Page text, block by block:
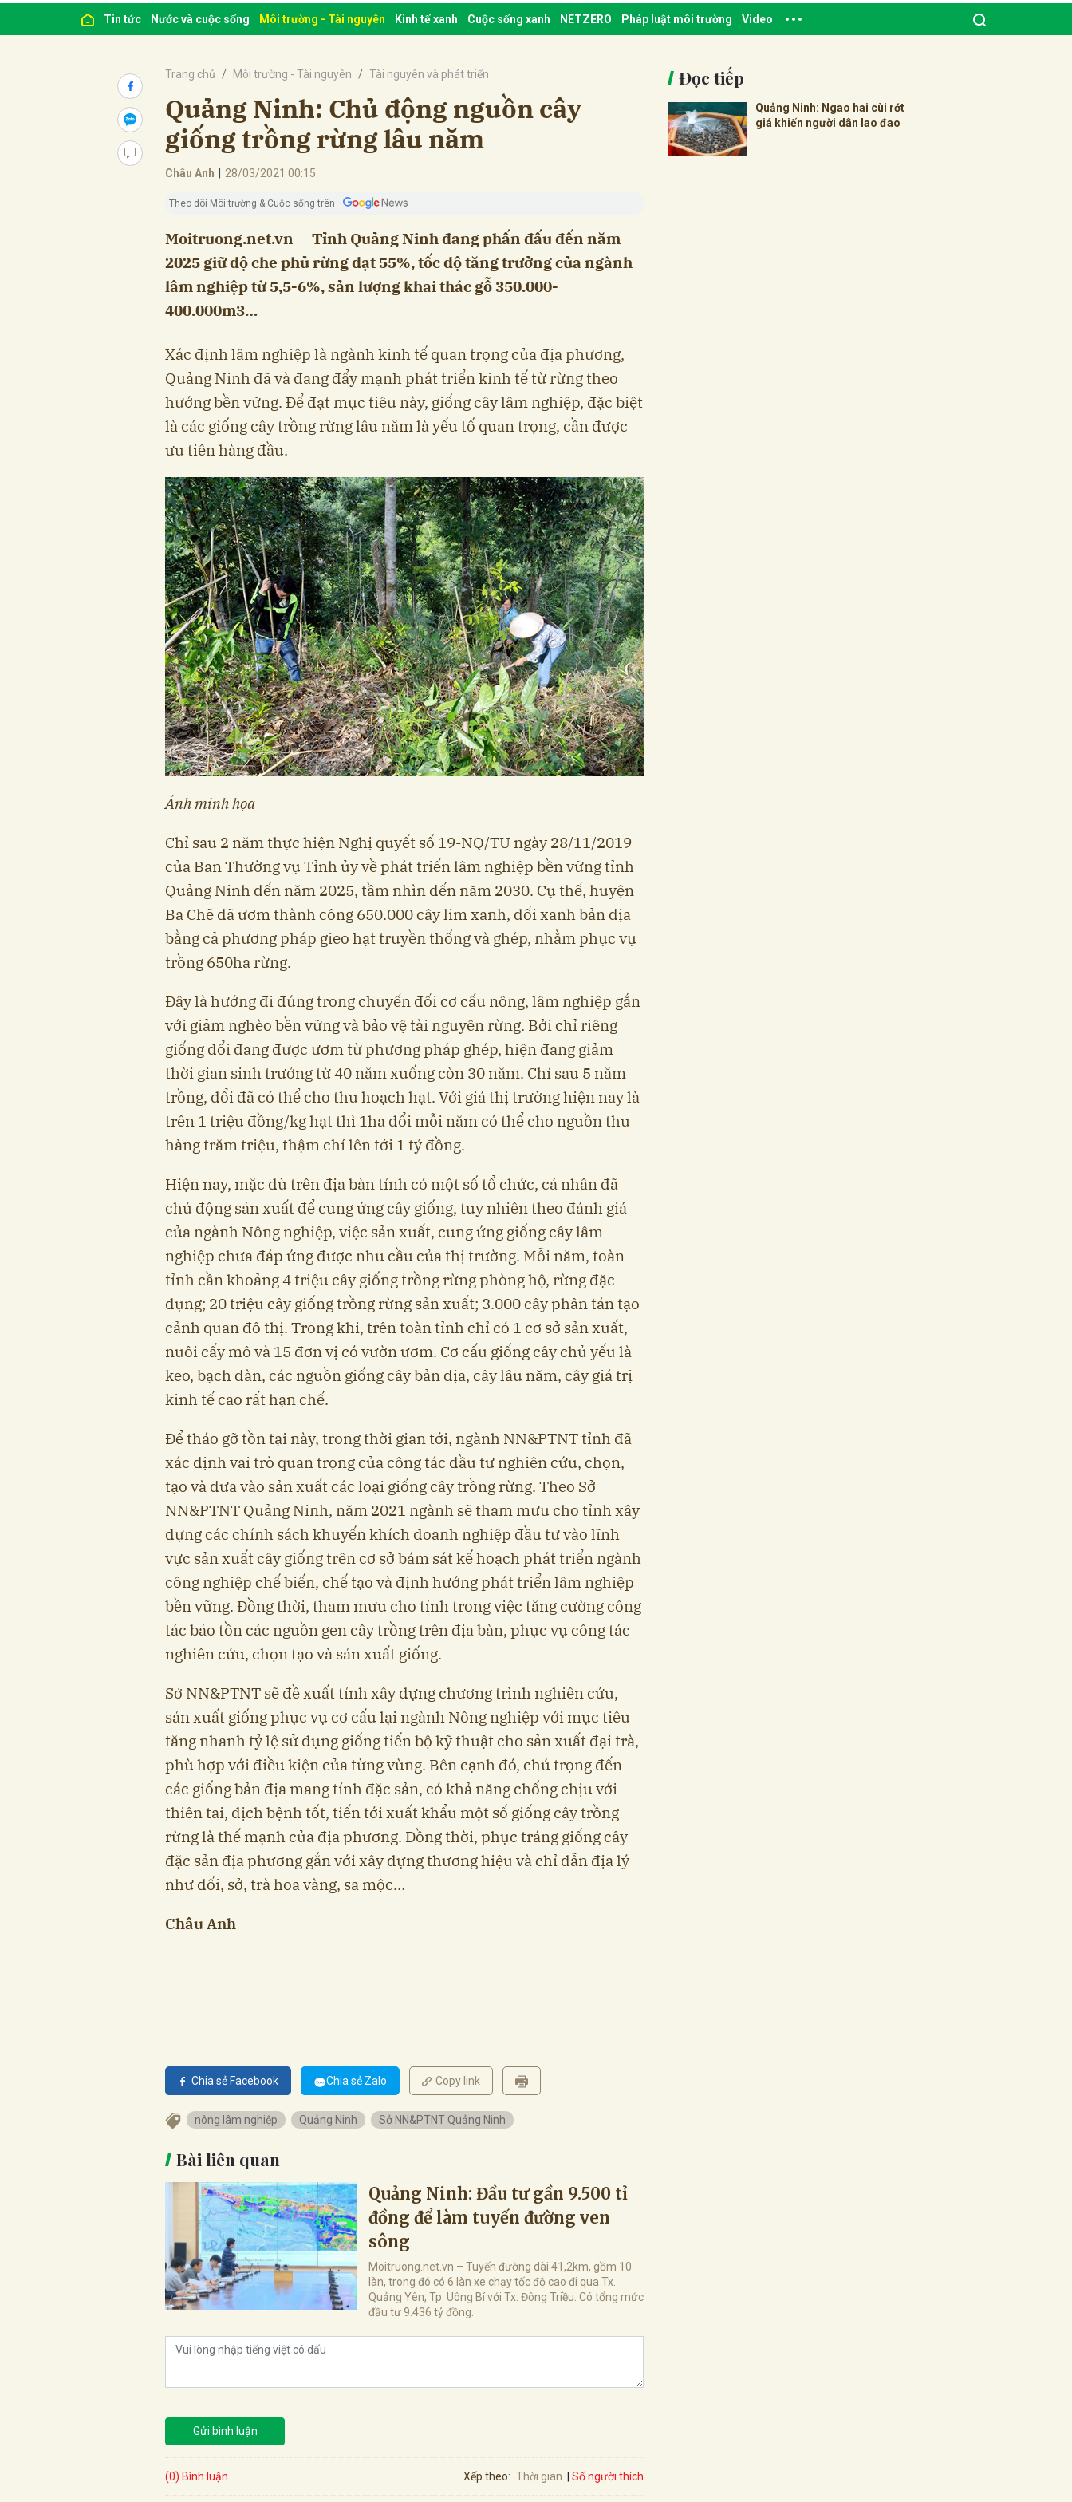
Tin tức Nước và cuộc sống Môi trường - Tài nguyên Kinh tế xanh Cuộc sống xanh NETZERO Pháp luật môi trường Video
Trang chủ Môi trường - Tài nguyên Tài nguyên và phát triển
Quảng Ninh: Chủ động nguồn cây
giống trồng rừng lâu năm
Châu Anh 28/03/2021 00:15
Theo dõi Môi trường & Cuộc sống trên
Moitruong.net.vn – Tỉnh Quảng Ninh đang phấn đấu đến năm
2025 giữ độ che phủ rừng đạt 55%, tốc độ tăng trưởng của ngành
lâm nghiệp từ 5,5-6%, sản lượng khai thác gỗ 350.000-
400.000m3…
Xác định lâm nghiệp là ngành kinh tế quan trọng của địa phương,
Quảng Ninh đã và đang đẩy mạnh phát triển kinh tế từ rừng theo
hướng bền vững. Để đạt mục tiêu này, giống cây lâm nghiệp, đặc biệt
là các giống cây trồng rừng lâu năm là yếu tố quan trọng, cần được
ưu tiên hàng đầu.
Ảnh minh họa
Chỉ sau 2 năm thực hiện Nghị quyết số 19-NQ/TU ngày 28/11/2019
của Ban Thường vụ Tỉnh ủy về phát triển lâm nghiệp bền vững tỉnh
Quảng Ninh đến năm 2025, tầm nhìn đến năm 2030. Cụ thể, huyện
Ba Chẽ đã ươm thành công 650.000 cây lim xanh, dổi xanh bản địa
bằng cả phương pháp gieo hạt truyền thống và ghép, nhằm phục vụ
trồng 650ha rừng.
Đây là hướng đi đúng trong chuyển đổi cơ cấu nông, lâm nghiệp gắn
với giảm nghèo bền vững và bảo vệ tài nguyên rừng. Bởi chỉ riêng
giống dổi đang được ươm từ phương pháp ghép, hiện đang giảm
thời gian sinh trưởng từ 40 năm xuống còn 30 năm. Chỉ sau 5 năm
trồng, dổi đã có thể cho thu hoạch hạt. Với giá thị trường hiện nay là
trên 1 triệu đồng/kg hạt thì 1ha dổi mỗi năm có thể cho nguồn thu
hàng trăm triệu, thậm chí lên tới 1 tỷ đồng.
Hiện nay, mặc dù trên địa bàn tỉnh có một số tổ chức, cá nhân đã
chủ động sản xuất để cung ứng cây giống, tuy nhiên theo đánh giá
của ngành Nông nghiệp, việc sản xuất, cung ứng giống cây lâm
nghiệp chưa đáp ứng được nhu cầu của thị trường. Mỗi năm, toàn
tỉnh cần khoảng 4 triệu cây giống trồng rừng phòng hộ, rừng đặc
dụng; 20 triệu cây giống trồng rừng sản xuất; 3.000 cây phân tán tạo
cảnh quan đô thị. Trong khi, trên toàn tỉnh chỉ có 1 cơ sở sản xuất,
nuôi cấy mô và 15 đơn vị có vườn ươm. Cơ cấu giống cây chủ yếu là
keo, bạch đàn, các nguồn giống cây bản địa, cây lâu năm, cây giá trị
kinh tế cao rất hạn chế.
Để tháo gỡ tồn tại này, trong thời gian tới, ngành NN&PTNT tỉnh đã
xác định vai trò quan trọng của công tác đầu tư nghiên cứu, chọn,
tạo và đưa vào sản xuất các loại giống cây trồng rừng. Theo Sở
NN&PTNT Quảng Ninh, năm 2021 ngành sẽ tham mưu cho tỉnh xây
dựng các chính sách khuyến khích doanh nghiệp đầu tư vào lĩnh
vực sản xuất cây giống trên cơ sở bám sát kế hoạch phát triển ngành
công nghiệp chế biến, chế tạo và định hướng phát triển lâm nghiệp
bền vững. Đồng thời, tham mưu cho tỉnh trong việc tăng cường công
tác bảo tồn các nguồn gen cây trồng trên địa bàn, phục vụ công tác
nghiên cứu, chọn tạo và sản xuất giống.
Sở NN&PTNT sẽ đề xuất tỉnh xây dựng chương trình nghiên cứu,
sản xuất giống phục vụ cơ cấu lại ngành Nông nghiệp với mục tiêu
tăng nhanh tỷ lệ sử dụng giống tiến bộ kỹ thuật cho sản xuất đại trà,
phù hợp với điều kiện của từng vùng. Bên cạnh đó, chú trọng đến
các giống bản địa mang tính đặc sản, có khả năng chống chịu với
thiên tai, dịch bệnh tốt, tiến tới xuất khẩu một số giống cây trồng
rừng là thế mạnh của địa phương. Đồng thời, phục tráng giống cây
đặc sản địa phương gắn với xây dựng thương hiệu và chỉ dẫn địa lý
như dổi, sở, trà hoa vàng, sa mộc…
Châu Anh
Chia sẻ Facebook Chia sẻ Zalo Copy link
nông lâm nghiệp Quảng Ninh Sở NN&PTNT Quảng Ninh
Bài liên quan
Quảng Ninh: Đầu tư gần 9.500 tỉ
đồng để làm tuyến đường ven
sông
Moitruong.net.vn – Tuyến đường dài 41,2km, gồm 10
làn, trong đó có 6 làn xe chạy tốc độ cao đi qua Tx.
Quảng Yên, Tp. Uông Bí với Tx. Đông Triều. Có tổng mức
đầu tư 9.436 tỷ đồng.
Gửi bình luận
(0) Bình luận Xếp theo: Thời gian Số người thích
Đọc tiếp
Quảng Ninh: Ngao hai cùi rớt
giá khiến người dân lao đao